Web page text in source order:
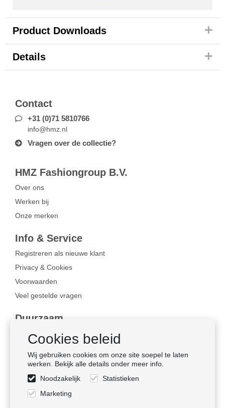
Cookies beleid
Wij gebruiken cookies om onze site soepel te laten
werken. Bekijk alle details onder meer info.
Noodzakelijk
Statistieken
Marketing
Product Downloads
Details
Contact
+31 (0)71 5810766
info@hmz.nl
Vragen over de collectie?
HMZ Fashiongroup B.V.
Over ons
Werken bij
Onze merken
Info & Service
Registreren als nieuwe klant
Privacy & Cookies
Voorwaarden
Veel gestelde vragen
Duurzaam
Bewust ondernemen
Sociale naleving
Volg ons